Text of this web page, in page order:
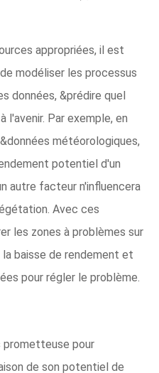
appropriées, il est
modéliser les processus
données, &prédire quel
Par exemple, en
météorologiques,
potentiel d'un
autre facteur n'influencera
Avec ces
les zones à problèmes sur
baisse de rendement et
pour régler le problème.
pour
de son potentiel de